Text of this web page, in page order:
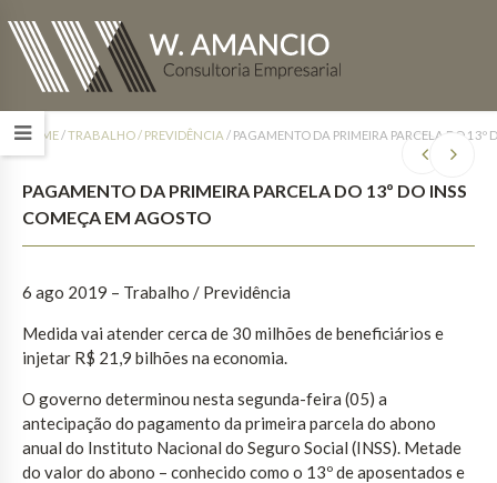
HOME/TRABALHO / PREVIDÊNCIA / PAGAMENTO DA PRIMEIRA PARCELA DO 13º
PAGAMENTO DA PRIMEIRA PARCELA DO 13º DO INSS
COMEÇA EM AGOSTO
6 ago 2019 – Trabalho / Previdência
Medida vai atender cerca de 30 milhões de beneficiários e
injetar R$ 21,9 bilhões na economia.
O governo determinou nesta segunda-feira (05) a
antecipação do pagamento da primeira parcela do abono
anual do Instituto Nacional do Seguro Social (INSS). Metade
do valor do abono – conhecido como o 13º de aposentados e